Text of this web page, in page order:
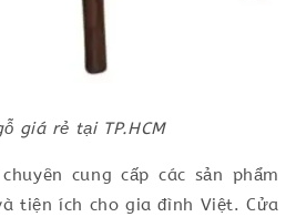
giá rẻ tại TP.HCM
cung cấp các sản phẩm
tiện ích cho gia đình Việt. Cửa